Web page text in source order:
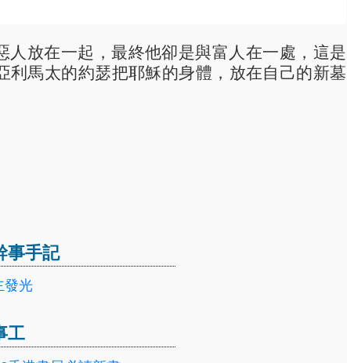
放在一起，最終他卻是與富人在一處，這是
馬太的約瑟把耶穌的身體，放在自己的新墓
事手記
發光
工